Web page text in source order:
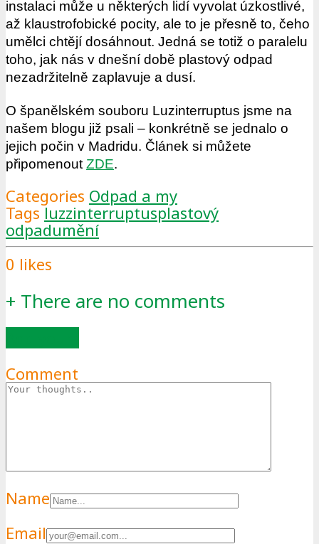
instalaci může u některých lidí vyvolat úzkostlivé,
až klaustrofobické pocity, ale to je přesně to, čeho
umělci chtějí dosáhnout. Jedná se totiž o paralelu
toho, jak nás v dnešní době plastový odpad
nezadržitelně zaplavuje a dusí.
O španělském souboru Luzinterruptus jsme na
našem blogu již psali – konkrétně se jednalo o
jejich počin v Madridu. Článek si můžete
připomenoutZDE.
Categories Odpad a my
Tags luzzinterruptusplastový
odpadumění
0 likes
+ There are no comments
Comment
Name
Email